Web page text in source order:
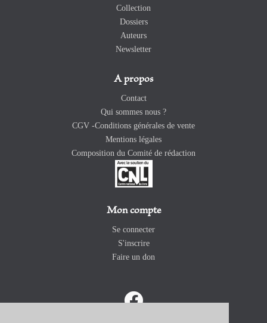
Collection
Dossiers
Auteurs
Newsletter
A propos
Contact
Qui sommes nous ?
CGV -Conditions générales de vente
Mentions légales
Composition du Comité de rédaction
Mon compte
Se connecter
S'inscrire
Faire un don